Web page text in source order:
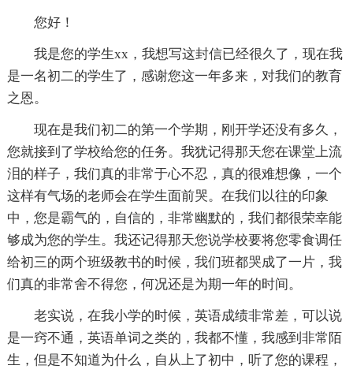
您好！
我是您的学生xx，我想写这封信已经很久了，现在我
是一名初二的学生了，感谢您这一年多来，对我们的教育
之恩。
现在是我们初二的第一个学期，刚开学还没有多久，
您就接到了学校给您的任务。我犹记得那天您在课堂上流
泪的样子，我们真的非常于心不忍，真的很难想像，一个
这样有气场的老师会在学生面前哭。在我们以往的印象
中，您是霸气的，自信的，非常幽默的，我们都很荣幸能
够成为您的学生。我还记得那天您说学校要将您零食调任
给初三的两个班级教书的时候，我们班都哭成了一片，我
们真的非常舍不得您，何况还是为期一年的时间。
老实说，在我小学的时候，英语成绩非常差，可以说
是一窍不通，英语单词之类的，我都不懂，我感到非常陌
生，但是不知道为什么，自从上了初中，听了您的课程，